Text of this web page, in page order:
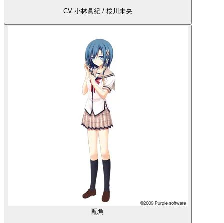
CV 小林眞紀 / 桜川未央
配角